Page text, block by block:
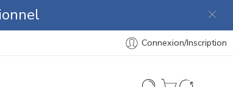
Connexion/Inscription